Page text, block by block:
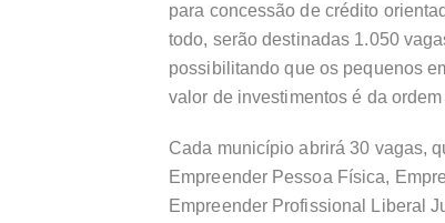
para concessão de crédito
todo, serão destinadas 1.050
possibilitando que os pequenos
valor de investimentos é da
Cada município abrirá 30 vagas,
Empreender Pessoa Física,
Empreender Profissional Liberal